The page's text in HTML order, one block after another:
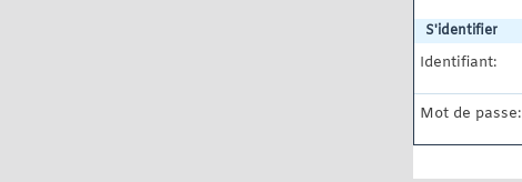
S'identifier
Identifiant:
Mot de passe: